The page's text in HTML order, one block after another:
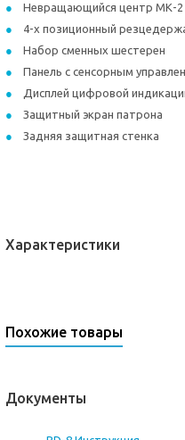
Невращающийся центр МК-2
4-х позиционный
Набор сменных шестерен
Панель с сенсорным
Дисплей цифровой
Защитный экран патрона
Задняя защитная стенка
Характеристики
Похожие товары
Документы